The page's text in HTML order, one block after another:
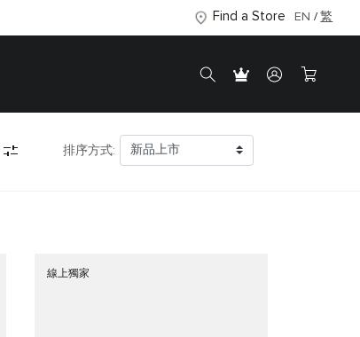
Find a Store EN 繁
排序方式:
線上獨家